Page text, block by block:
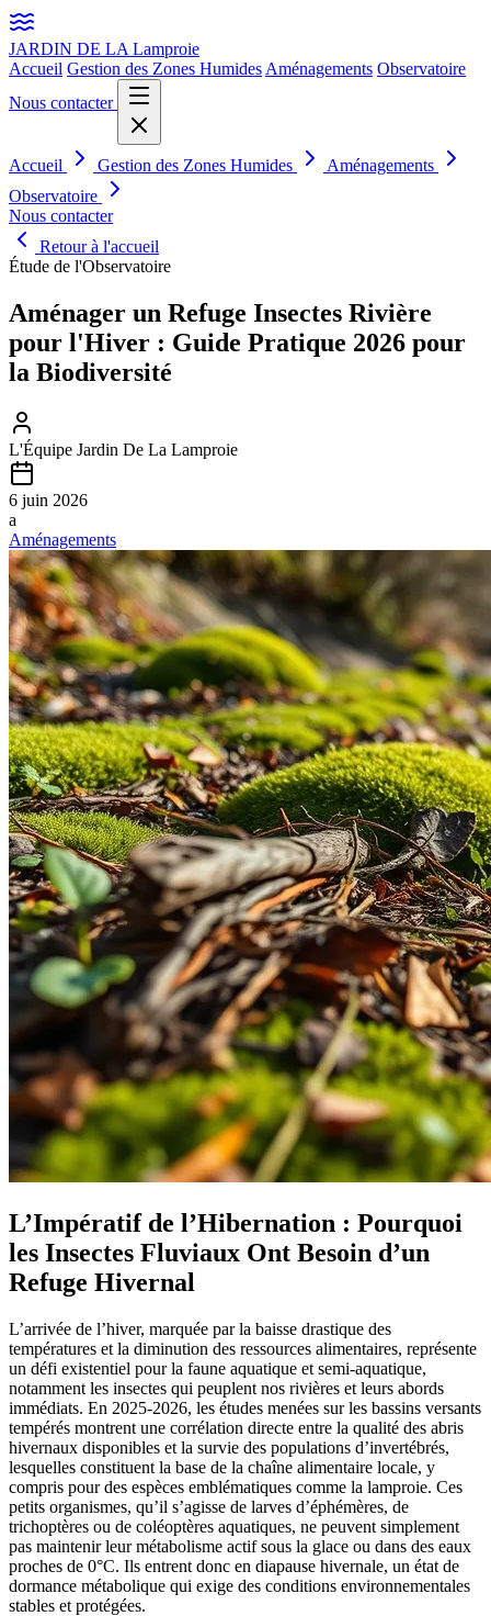
JARDIN DE LA Lamproie
Accueil Gestion des Zones Humides Aménagements Observatoire
Nous contacter
Accueil Gestion des Zones Humides
Aménagements
Observatoire
Nous contacter
Retour à l'accueil
Étude de l'Observatoire
Aménager un Refuge Insectes Rivière
pour l'Hiver : Guide Pratique 2026 pour
la Biodiversité
L'Équipe Jardin De La Lamproie
6 juin 2026
a
Aménagements
L’Impératif de l’Hibernation : Pourquoi
les Insectes Fluviaux Ont Besoin d’un
Refuge Hivernal
L’arrivée de l’hiver, marquée par la baisse drastique des
températures et la diminution des ressources alimentaires, représente
un défi existentiel pour la faune aquatique et semi-aquatique,
notamment les insectes qui peuplent nos rivières et leurs abords
immédiats. En 2025-2026, les études menées sur les bassins versants
tempérés montrent une corrélation directe entre la qualité des abris
hivernaux disponibles et la survie des populations d’invertébrés,
lesquelles constituent la base de la chaîne alimentaire locale, y
compris pour des espèces emblématiques comme la lamproie. Ces
petits organismes, qu’il s’agisse de larves d’éphémères, de
trichoptères ou de coléoptères aquatiques, ne peuvent simplement
pas maintenir leur métabolisme actif sous la glace ou dans des eaux
proches de 0°C. Ils entrent donc en diapause hivernale, un état de
dormance métabolique qui exige des conditions environnementales
stables et protégées.